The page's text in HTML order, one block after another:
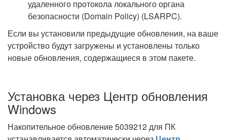
удаленного протокола локального органа
безопасности (Domain Policy) (LSARPC).
Если вы установили предыдущие обновления, на ваше
устройство будут загружены и установлены только
новые обновления, содержащиеся в этом пакете.
Установка через Центр обновления
Windows
Накопительное обновление 5039212 для ПК